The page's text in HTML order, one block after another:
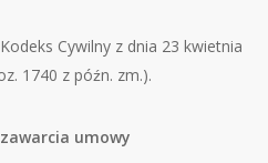
Cywilny z dnia 23 kwietnia
1740 z późn. zm.).
umowy